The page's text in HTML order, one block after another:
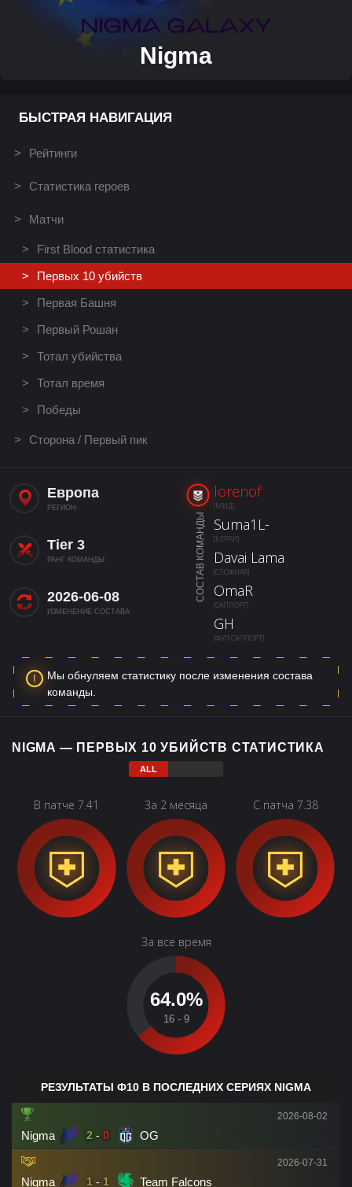
Nigma
БЫСТРАЯ НАВИГАЦИЯ
Рейтинги
Статистика героев
Матчи
First Blood статистика
Первых 10 убийств
Первая Башня
Первый Рошан
Тотал убийства
Тотал время
Победы
Сторона / Первый пик
Европа
РЕГИОН
Tier 3
РАНГ КОМАНДЫ
2026-06-08
ИЗМЕНЕНИЕ СОСТАВА
СОСТАВ КОМАНДЫ
lorenof
[МИД]
Suma1L-
[КЕРРИ]
Davai Lama
[СЛОЖНАЯ]
OmaR
[САППОРТ]
GH
[ФУЛ САППОРТ]
Мы обнуляем статистику после изменения состава
команды.
NIGMA — ПЕРВЫХ 10 УБИЙСТВ СТАТИСТИКА
В патче 7.41 За 2 месяца С патча 7.38
За все время
64.0%
16 - 9
РЕЗУЛЬТАТЫ Ф10 В ПОСЛЕДНИХ СЕРИЯХ NIGMA
Nigma 2 - 0 OG
2026-08-02
Nigma 1 - 1 Team Falcons
2026-07-31